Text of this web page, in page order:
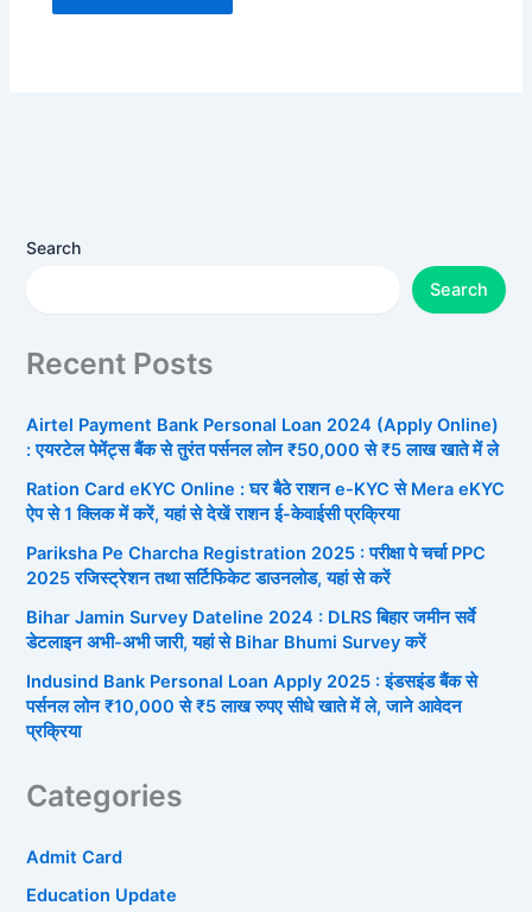
Search
Search
Recent Posts
Airtel Payment Bank Personal Loan 2024 (Apply Online)
: एयरटेल पेमेंट्स बैंक से तुरंत पर्सनल लोन ₹50,000 से ₹5 लाख खाते में ले
Ration Card eKYC Online : घर बैठे राशन e-KYC से Mera eKYC
ऐप से 1 क्लिक में करें, यहां से देखें राशन ई-केवाईसी प्रक्रिया
Pariksha Pe Charcha Registration 2025 : परीक्षा पे चर्चा PPC
2025 रजिस्ट्रेशन तथा सर्टिफिकेट डाउनलोड, यहां से करें
Bihar Jamin Survey Dateline 2024 : DLRS बिहार जमीन सर्वे
डेटलाइन अभी-अभी जारी, यहां से Bihar Bhumi Survey करें
Indusind Bank Personal Loan Apply 2025 : इंडसइंड बैंक से
पर्सनल लोन ₹10,000 से ₹5 लाख रुपए सीधे खाते में ले, जाने आवेदन
प्रक्रिया
Categories
Admit Card
Education Update